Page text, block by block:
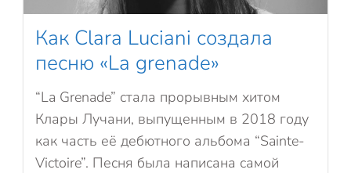
Как Clara Luciani создала
песню «La grenade»
“La Grenade” стала прорывным хитом
Клары Лучани, выпущенным в 2018 году
как часть её дебютного альбома “Sainte-
Victoire”. Песня была написана самой